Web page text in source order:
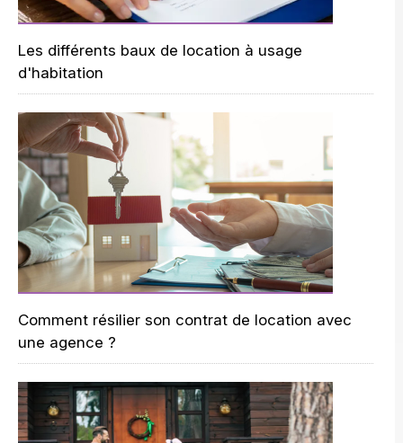
Les différents baux de location à usage
d'habitation
Comment résilier son contrat de location avec
une agence ?